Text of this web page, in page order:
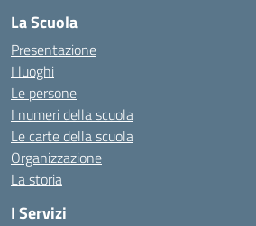
La Scuola
Presentazione
I luoghi
Le persone
I numeri della scuola
Le carte della scuola
Organizzazione
La storia
I Servizi